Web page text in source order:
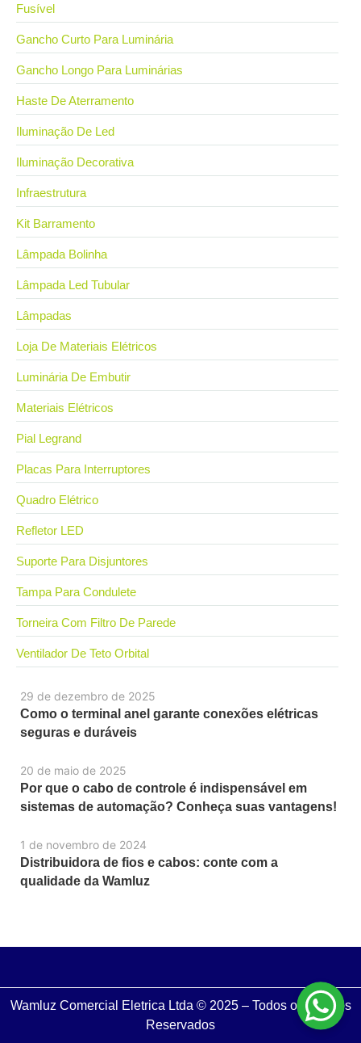
29 de dezembro de 2025
Como o terminal anel garante conexões elétricas
seguras e duráveis
20 de maio de 2025
Por que o cabo de controle é indispensável em
sistemas de automação? Conheça suas vantagens!
1 de novembro de 2024
Distribuidora de fios e cabos: conte com a
qualidade da Wamluz
Fusível
Gancho Curto Para Luminária
Gancho Longo Para Luminárias
Haste De Aterramento
Iluminação De Led
Iluminação Decorativa
Infraestrutura
Kit Barramento
Lâmpada Bolinha
Lâmpada Led Tubular
Lâmpadas
Loja De Materiais Elétricos
Luminária De Embutir
Materiais Elétricos
Pial Legrand
Placas Para Interruptores
Quadro Elétrico
Refletor LED
Suporte Para Disjuntores
Tampa Para Condulete
Torneira Com Filtro De Parede
Ventilador De Teto Orbital
Wamluz Comercial Eletrica Ltda © 2025 – Todos os Direitos
Reservados